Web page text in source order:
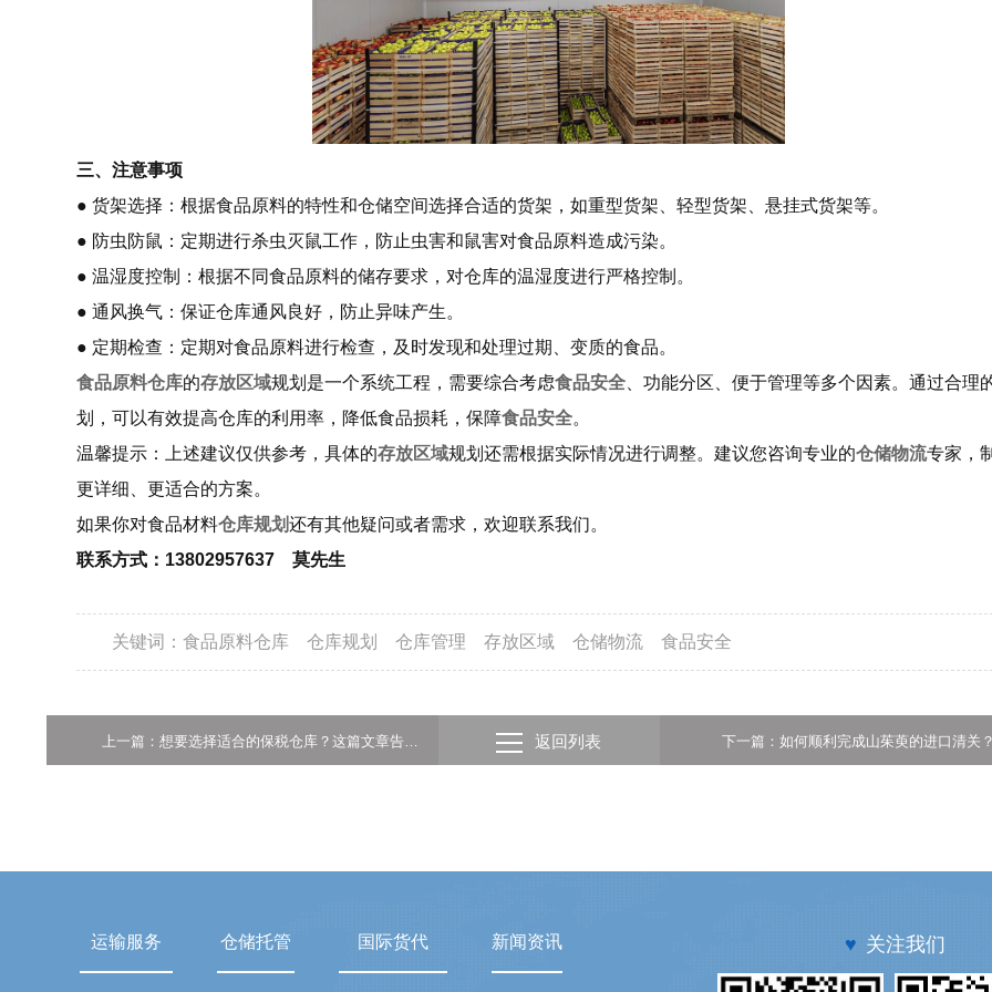
三、注意事项
● 货架选择：根据食品原料的特性和仓储空间选择合适的货架，如重型货架、轻型货架、悬挂式货架等。
● 防虫防鼠：定期进行杀虫灭鼠工作，防止虫害和鼠害对食品原料造成污染。
● 温湿度控制：根据不同食品原料的储存要求，对仓库的温湿度进行严格控制。
● 通风换气：保证仓库通风良好，防止异味产生。
● 定期检查：定期对食品原料进行检查，及时发现和处理过期、变质的食品。
食品原料仓库的存放区域规划是一个系统工程，需要综合考虑食品安全 、功能分区、便于管理等多个因素。通过合理
划，可以有效提高仓库的利用率，降低食品损耗，保障食品安全。
温馨提示：上述建议仅供参考，具体的存放区域规划还需根据实际情况进行调整。建议您咨询专业的仓储物流专家，
更详细、更适合的方案。
如果你对食品材料仓库规划还有其他疑问或者需求，欢迎联系我们。
联系方式：13802957637 莫先生
关键词： 食品原料仓库 仓库规划 仓库管理 存放区域 仓储物流 食品安全
上一篇：想要选择适合的保税仓库？这篇文章告诉你 下一篇：如何顺利完成山茱萸的进口清关？
返回列表
运输服务 仓储托管 国际货代 新闻资讯 ♥ 关注我们